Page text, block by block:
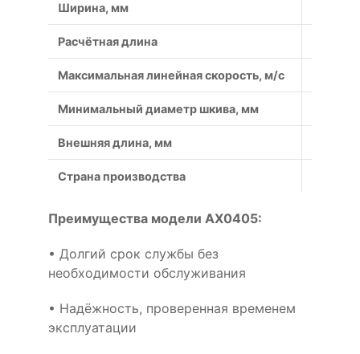
Ширина, мм
Расчётная длина
Максимальная линейная скорость, м/с
Минимальный диаметр шкива, мм
Внешняя длина, мм
Страна производства
Преимущества модели AX0405:
• Долгий срок службы без
необходимости обслуживания
• Надёжность, проверенная временем
эксплуатации